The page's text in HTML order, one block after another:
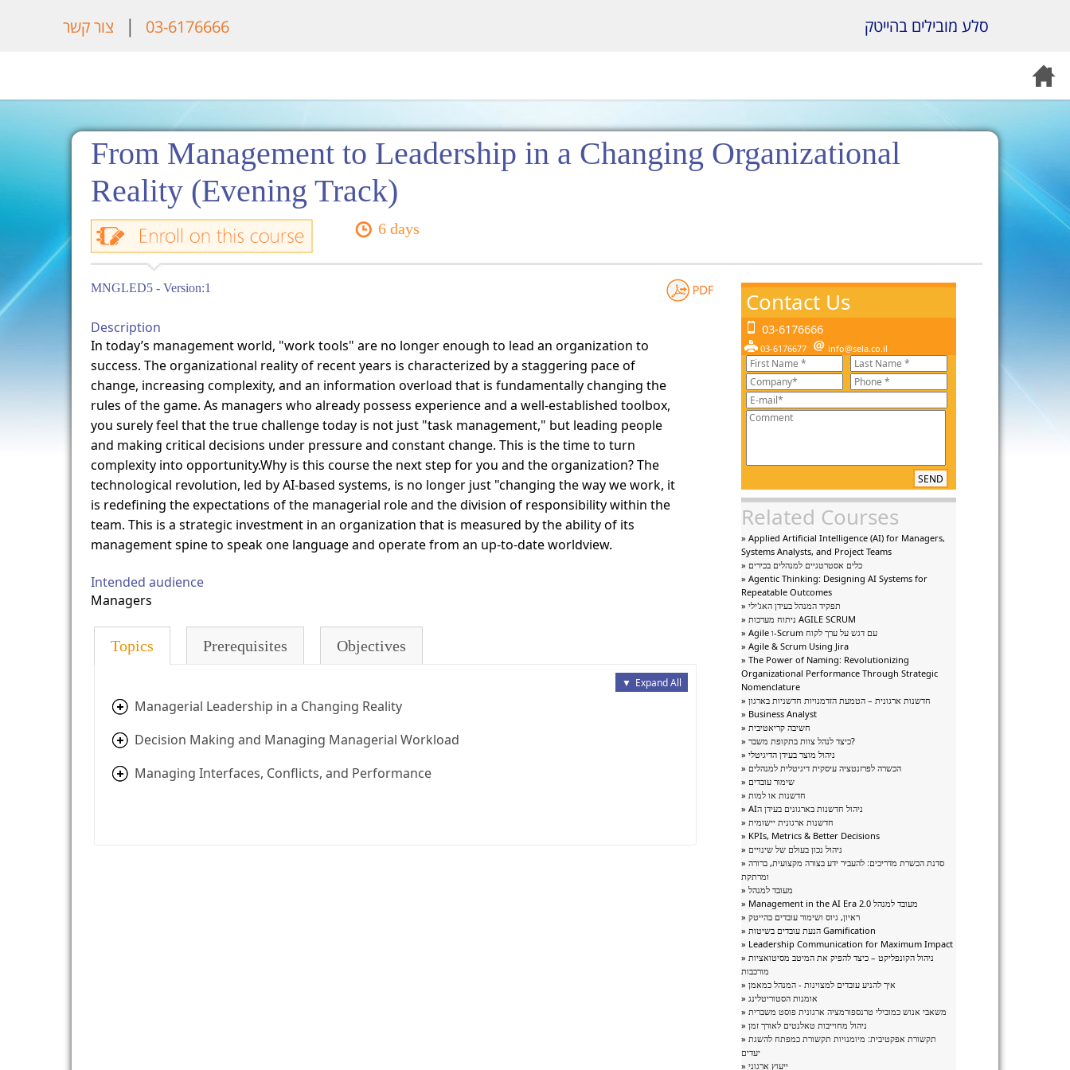
03-6176666
| צור קשר סלע מובילים בהייטק
From Management to Leadership in a Changing Organizational
Reality (Evening Track)
6 days
MNGLED5 - Version:1
Description
In today’s management world, "work tools" are no longer enough to lead an organization to
success. The organizational reality of recent years is characterized by a staggering pace of
change, increasing complexity, and an information overload that is fundamentally changing the
rules of the game. As managers who already possess experience and a well-established toolbox,
you surely feel that the true challenge today is not just "task management," but leading people
and making critical decisions under pressure and constant change. This is the time to turn
complexity into opportunity.Why is this course the next step for you and the organization? The
technological revolution, led by AI-based systems, is no longer just "changing the way we work, it
is redefining the expectations of the managerial role and the division of responsibility within the
team. This is a strategic investment in an organization that is measured by the ability of its
management spine to speak one language and operate from an up-to-date worldview.
Intended audience
Managers
Topics Prerequisites Objectives
▼ Expand All
Managerial Leadership in a Changing Reality
Decision Making and Managing Managerial Workload
Managing Interfaces, Conflicts, and Performance
Contact Us
03-6176666
03-6176677 info@sela.co.il
SEND
Related Courses
» Applied Artificial Intelligence (AI) for Managers,
Systems Analysts, and Project Teams
» כלים אסטרטגיים למנהלים בכירים
» Agentic Thinking: Designing AI Systems for
Repeatable Outcomes
» תפקיד המנהל בעידן האג'ילי
» ניתוח מערכות AGILE SCRUM
» Agile ו-Scrum עם דגש על ערך לקוח
» Agile & Scrum Using Jira
» The Power of Naming: Revolutionizing
Organizational Performance Through Strategic
Nomenclature
» חדשנות ארגונית – הטמעת הזדמנויות חדשניות בארגון
» Business Analyst
» חשיבה קריאטיבית
» כיצד לנהל צוות בתקופת משבר?
» ניהול מוצר בעידן הדיגיטלי
» הכשרה לפרזנטציה עיסקית דיגיטלית למנהלים
» שימור עובדים
» חדשנות או למות
» AIניהול חדשנות בארגונים בעידן ה
» חדשנות ארגונית יישומית
» KPIs, Metrics & Better Decisions
» ניהול נכון בעולם של שינויים
» סדנת הכשרת מדריכים: להעביר ידע בצורה מקצועית, ברורה
ומרתקת
» מעובד למנהל
» Management in the AI Era מעובד למנהל 2.0
» ראיון, גיוס ושימור עובדים בהייטק
» הנעת עובדים בשיטות Gamification
» Leadership Communication for Maximum Impact
» ניהול הקונפליקט – כיצד להפיק את המיטב מסיטואציות
מורכבות
» איך להניע עובדים למצוינות - המנהל כמאמן
» אומנות הסטוריטלינג
» משאבי אנוש כמובילי טרנספורמציה ארגונית פוסט משברית
» ניהול מחוייבות טאלנטים לאורך זמן
» תקשורת אפקטיבית: מיומנויות תקשורת כמפתח להשגת
יעדים
» ייעוץ ארגוני